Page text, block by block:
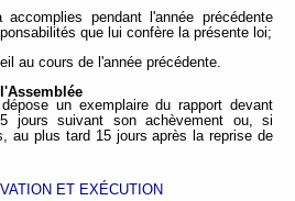
pendant l'année précédente
que lui confère la présente loi;
au cours de l'année précédente.
un exemplaire du rapport devant
jours suivant son achèvement ou, si
au plus tard 15 jours après la reprise de
ET EXÉCUTION